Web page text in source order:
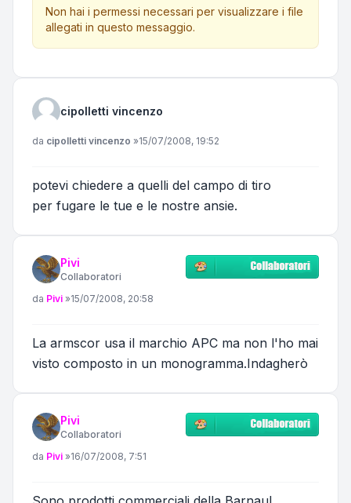
Non hai i permessi necessari per visualizzare i file
allegati in questo messaggio.
cipolletti vincenzo
Messaggio
da cipolletti vincenzo »15/07/2008, 19:52
potevi chiedere a quelli del campo di tiro
per fugare le tue e le nostre ansie.
Pivi
Collaboratori
Messaggio
da Pivi »15/07/2008, 20:58
La armscor usa il marchio APC ma non l'ho mai
visto composto in un monogramma.Indagherò
Pivi
Collaboratori
Messaggio
da Pivi »16/07/2008, 7:51